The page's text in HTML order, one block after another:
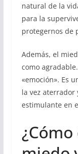
natural de la
para la
protegernos de
Además, el
como
«emoción». Es
la vez
estimulante en